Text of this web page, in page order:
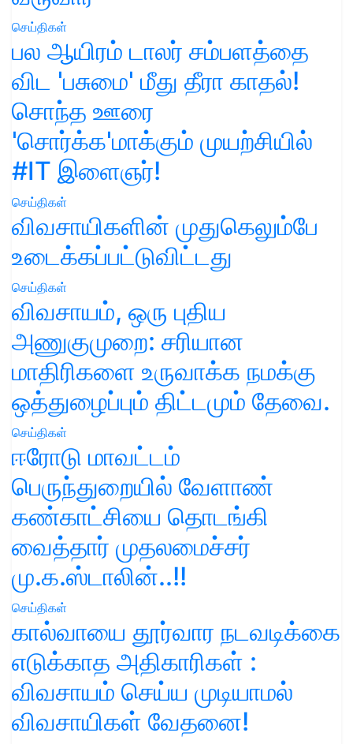
செய்திகள்
பல ஆயிரம் டாலர் சம்பளத்தை
விட 'பசுமை' மீது தீரா காதல்!
சொந்த ஊரை
'சொர்க்க'மாக்கும் முயற்சியில்
#IT இளைஞர்!
செய்திகள்
விவசாயிகளின் முதுகெலும்பே
உடைக்கப்பட்டுவிட்டது
செய்திகள்
விவசாயம், ஒரு புதிய
அணுகுமுறை: சரியான
மாதிரிகளை உருவாக்க நமக்கு
ஒத்துழைப்பும் திட்டமும் தேவை.
செய்திகள்
ஈரோடு மாவட்டம்
பெருந்துறையில் வேளாண்
கண்காட்சியை தொடங்கி
வைத்தார் முதலமைச்சர்
மு.க.ஸ்டாலின்..!!
செய்திகள்
கால்வாயை தூர்வார நடவடிக்கை
எடுக்காத அதிகாரிகள் :
விவசாயம் செய்ய முடியாமல்
விவசாயிகள் வேதனை!